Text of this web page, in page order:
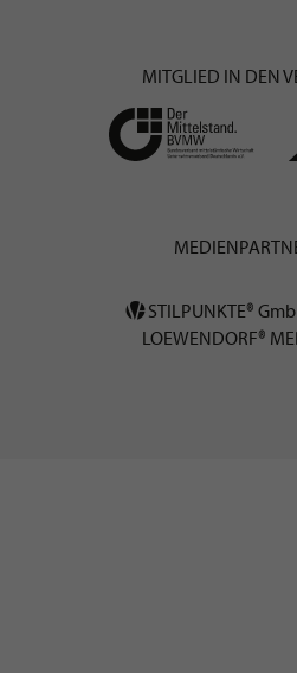
MITGLIED IN DEN
STILPUNKTE®
LOEWENDORF®